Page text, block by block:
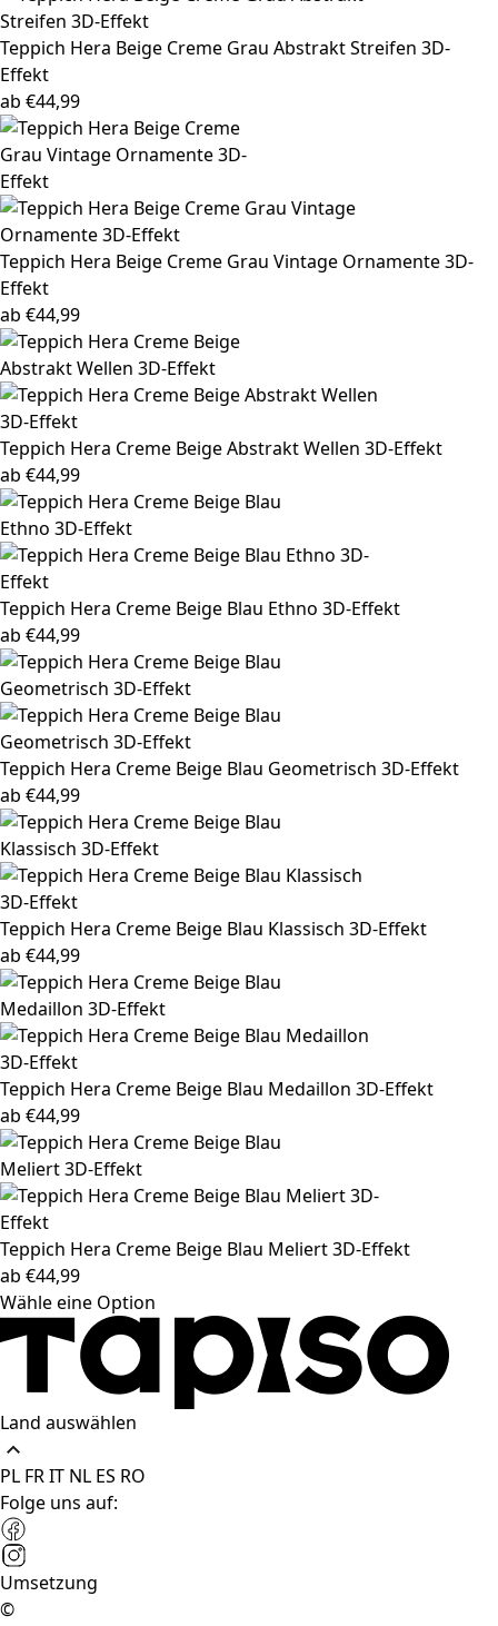
Teppich Hera Beige Creme Grau Abstrakt Streifen 3D-
Effekt
ab €44,99
Teppich Hera Beige Creme Grau Vintage Ornamente 3D-
Effekt
ab €44,99
Teppich Hera Creme Beige Abstrakt Wellen 3D-Effekt
ab €44,99
Teppich Hera Creme Beige Blau Ethno 3D-Effekt
ab €44,99
Teppich Hera Creme Beige Blau Geometrisch 3D-Effekt
ab €44,99
Teppich Hera Creme Beige Blau Klassisch 3D-Effekt
ab €44,99
Teppich Hera Creme Beige Blau Medaillon 3D-Effekt
ab €44,99
Teppich Hera Creme Beige Blau Meliert 3D-Effekt
ab €44,99
Wähle eine Option
Land auswählen
PL FRIT NL ES RO
Folge uns auf:
Umsetzung
©